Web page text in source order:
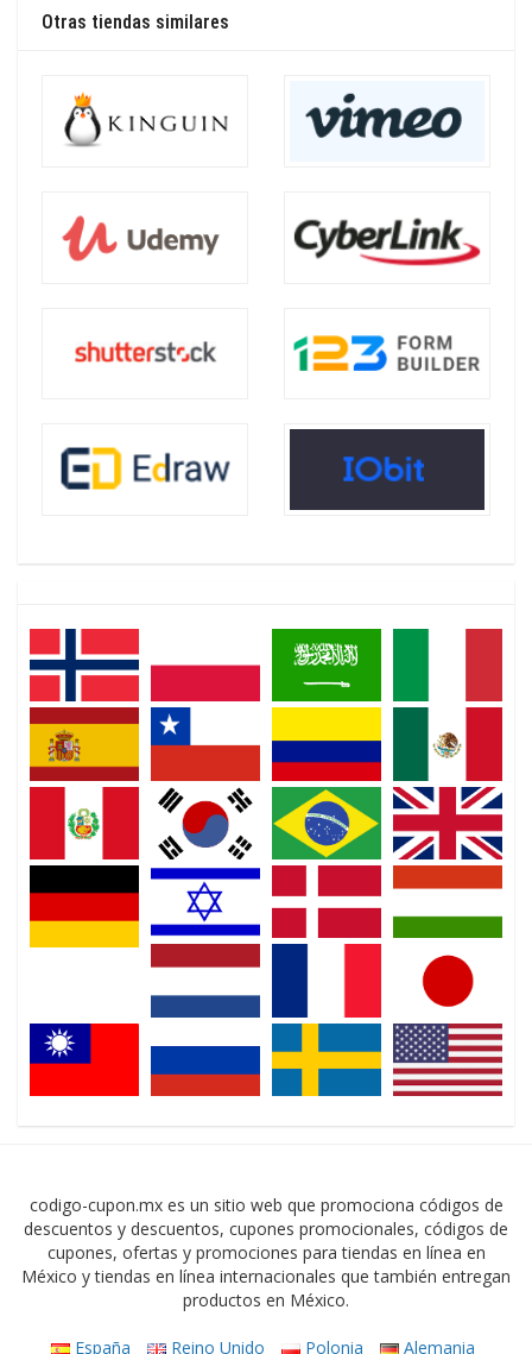
Otras tiendas similares
codigo-cupon.mx es un sitio web que promociona códigos de
descuentos y descuentos, cupones promocionales, códigos de
cupones, ofertas y promociones para tiendas en línea en
México y tiendas en línea internacionales que también entregan
productos en México.
España Reino Unido Polonia Alemania